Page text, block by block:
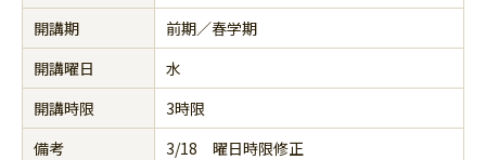
開講期
前期／春学期
開講曜日
水
開講時限
3時限
備考
3/18 曜日時限修正